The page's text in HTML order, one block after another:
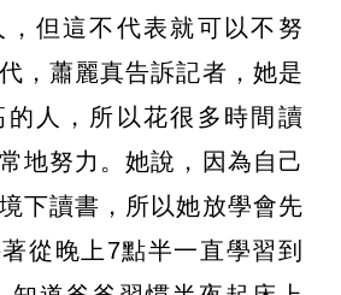
，但這不代表就可以不努
，蕭麗真告訴記者，她是
人，所以花很多時間讀
地努力。她說，因為自己
下讀書，所以她放學會先
從晚上7點半一直學習到